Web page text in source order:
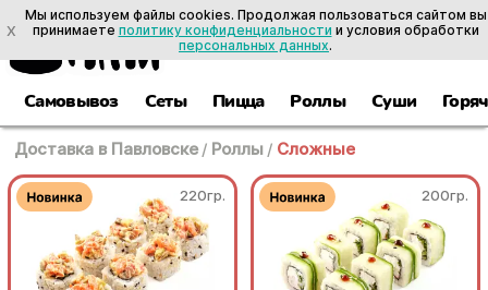
Самовывоз Сеты Пицца Роллы Суши
Доставка в Павловске / Роллы / Сложные
220гр. 200гр.
X
Мы используем файлы cookies. Продолжая пользоваться сайтом вы
принимаете политику конфиденциальности и условия обработки
персональных данных.